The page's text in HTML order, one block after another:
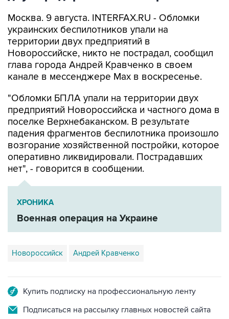
Москва. 9 августа. INTERFAX.RU - Обломки
украинских беспилотников упали на
территории двух предприятий в
Новороссийске, никто не пострадал, сообщил
глава города Андрей Кравченко в своем
канале в мессенджере Max в воскресенье.
"Обломки БПЛА упали на территории двух
предприятий Новороссийска и частного дома в
поселке Верхнебаканском. В результате
падения фрагментов беспилотника произошло
возгорание хозяйственной постройки, которое
оперативно ликвидировали. Пострадавших
нет", - говорится в сообщении.
ХРОНИКА
Военная операция на Украине
Новороссийск Андрей Кравченко
Купить подписку на профессиональную ленту
Подписаться на рассылку главных новостей сайта